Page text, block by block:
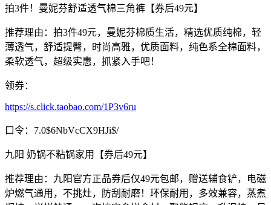
拍3件！曼妮芬舒适透气棉三角裤【券后49元】
推荐理由：拍3件49元，曼妮芬棉质生活，精选优质纯棉，轻
薄透气，舒适提臀，时尚高雅，优质面料，纯色系全棉面料，
柔软透气，超级实惠，抓紧入手吧！
领券：
https://s.click.taobao.com/1P3v6ru
口令：7.0$6NbVcCX9HJi$/
九阳 奶锅不粘锅家用【券后49元】
推荐理由：九阳官方正品券后仅49元包邮，赠送辅食铲，电磁
炉燃气通用，不挑灶，防刮耐磨！环保耐用，多效兼容，蒸煮